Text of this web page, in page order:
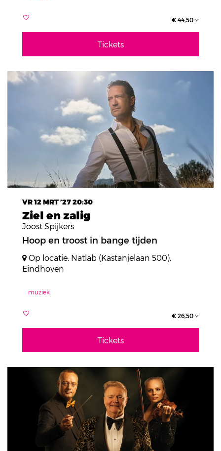
€ 44,50
Tickets
Ziel en zalig
Joost Spijkers
VR 12 MRT ’2720:30
Hoop en troost in bange tijden
Op locatie: Natlab (Kastanjelaan 500),
Eindhoven
muziek
€ 26,50
Tickets